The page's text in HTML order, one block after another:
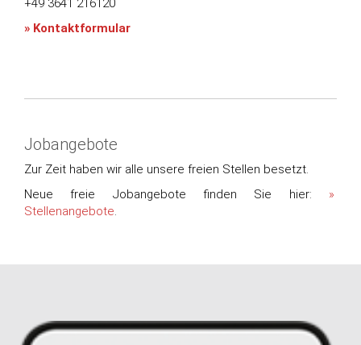
+49 3641 216120
Kontaktformular
Jobangebote
Zur Zeit haben wir alle unsere freien Stellen besetzt.
Neue freie Jobangebote finden Sie hier:
Stellenangebote.